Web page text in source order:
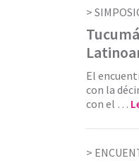
El
con la
con el …